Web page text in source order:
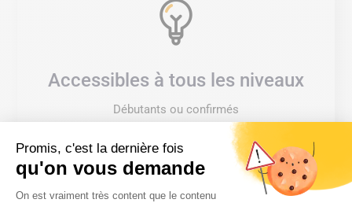
Promis, c'est la dernière fois
qu'on vous demande
Plateforme de Gestion du
On est vraiment très content que le contenu
Accessibles à tous les niveaux
Débutants ou confirmés